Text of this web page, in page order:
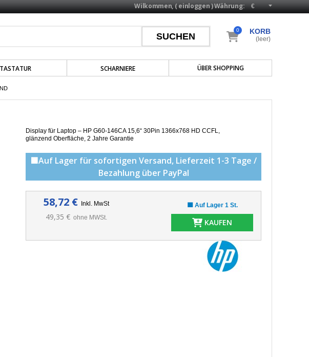
Währung:
Wilkommen, (einloggen)
TASTATUR SCHARNIERE ÜBER SHOPPING
KORB
0
(leer)
Display für Laptop – HP G60-146CA 15,6“ 30Pin 1366x768 HD CCFL,
g länzend Oberfläche, 2 Jahre Garantie
🟩Auf Lager für sofortigen Versand, Lieferzeit 1-3 Tage /
Bezahlung über PayPal
58,72 € Inkl. MwSt
49,35 € ohne MWSt.
🟩 Auf Lager 1 St.
KAUFEN